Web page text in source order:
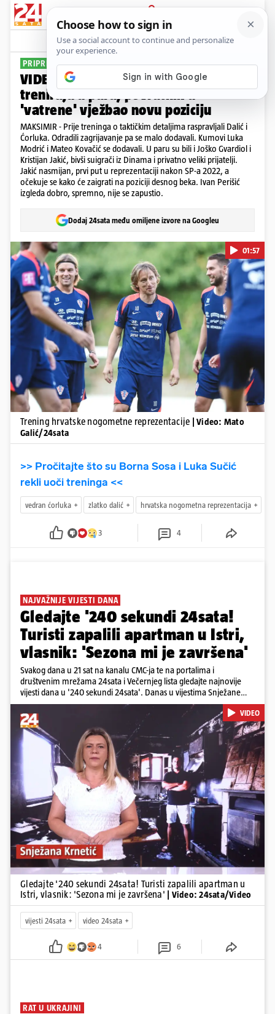
PRIJAVA
Sport Komentari
PRIPREME 'VATRENIH'
VIDEO Kumovi Modrić i Kovačić
treniraju u paru, povratnik u
'vatrene' vježbao novu poziciju
MAKSIMIR - Prije treninga o taktičkim detaljima raspravljali Dalić i
Ćorluka. Odradili zagrijavanje pa se malo dodavali. Kumovi Luka
Modrić i Mateo Kovačić se dodavali. U paru su bili i Joško Gvardiol i
Kristijan Jakić, bivši suigrači iz Dinama i privatno veliki prijatelji.
Jakić nasmijan, prvi put u reprezentaciji nakon SP-a 2022, a
očekuje se kako će zaigrati na poziciji desnog beka. Ivan Perišić
izgleda dobro, spremno, nije se zapustio.
Dodaj 24sata među omiljene izvore na Googleu
Pokretanje videa...
01:57
Trening hrvatske nogometne reprezentacije
| Video: Mato
Galić/24sata
>> Pročitajte što su Borna Sosa i Luka Sučić
rekli uoči treninga <<
vedran ćorluka zlatko dalić hrvatska nogometna reprezentacija
3 4
NAJVAŽNIJE VIJESTI DANA
Gledajte '240 sekundi 24sata!
Turisti zapalili apartman u Istri,
vlasnik: 'Sezona mi je završena'
Svakog dana u 21 sat na kanalu CMC-ja te na portalima i
društvenim mrežama 24sata i Večernjeg lista gledajte najnovije
vijesti dana u '240 sekundi 24sata'. Danas u vijestima Snježane
Krnetić: Turisti uništili apartman u Istri, 125 milijuna eura mogla bi
stajati sanacija otpada u Gospiću, u Osijeku pretukli nogometnog
suca, od utorka nove cijene goriva, rastu mirovine za 200 tisuća
branitelja...
Pokretanje videa...
VIDEO
Gledajte '240 sekundi 24sata! Turisti zapalili apartman u
Istri, vlasnik: 'Sezona mi je završena'
| Video: 24sata/Video
vijesti 24sata video 24sata
4 6
RAT U UKRAJINI